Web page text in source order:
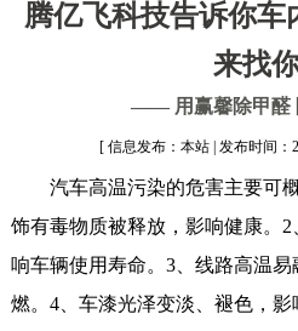
腾亿飞科技告诉你车
来找
—— 用赢馨除甲醛
[ 信息发布：本站 | 发布时间：
汽车高温污染的危害主要可
饰有毒物质被释放，影响健康。
响车辆使用寿命。3、线路高温
燃。4、车漆光泽变淡、褪色，